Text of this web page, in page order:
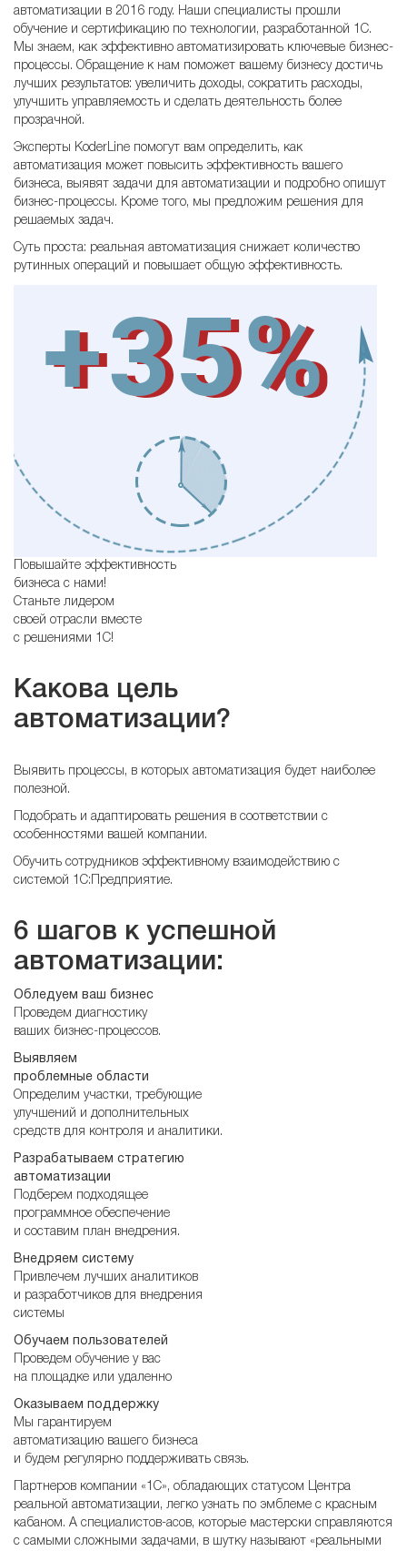
автоматизации в 2016 году. Наши специалисты прошли
обучение и сертификацию по технологии, разработанной 1С.
Мы знаем, как эффективно автоматизировать ключевые бизнес-
процессы. Обращение к нам поможет вашему бизнесу достичь
лучших результатов: увеличить доходы, сократить расходы,
улучшить управляемость и сделать деятельность более
прозрачной.
Эксперты KoderLine помогут вам определить, как
автоматизация может повысить эффективность вашего
бизнеса, выявят задачи для автоматизации и подробно опишут
бизнес-процессы. Кроме того, мы предложим решения для
решаемых задач.
Суть проста: реальная автоматизация снижает количество
рутинных операций и повышает общую эффективность.
Повышайте эффективность
бизнеса с нами!
Станьте лидером
своей отрасли вместе
с решениями 1С!
Какова цель
автоматизации?
Выявить процессы, в которых автоматизация будет наиболее
полезной.
Подобрать и адаптировать решения в соответствии с
особенностями вашей компании.
Обучить сотрудников эффективному взаимодействию с
системой 1С:Предприятие.
6 шагов к успешной
автоматизации:
Обледуем ваш бизнес
Проведем диагностику
ваших бизнес-процессов.
Выявляем
проблемные области
Определим участки, требующие
улучшений и дополнительных
средств для контроля и аналитики.
Разрабатываем стратегию
автоматизации
Подберем подходящее
программное обеспечение
и составим план внедрения.
Внедряем систему
Привлечем лучших аналитиков
и разработчиков для внедрения
системы
Обучаем пользователей
Проведем обучение у вас
на площадке или удаленно
Оказываем поддержку
Мы гарантируем
автоматизацию вашего бизнеса
и будем регулярно поддерживать связь.
Партнеров компании «1С», обладающих статусом Центра
реальной автоматизации, легко узнать по эмблеме с красным
кабаном. А специалистов-асов, которые мастерски справляются
с самыми сложными задачами, в шутку называют «реальными